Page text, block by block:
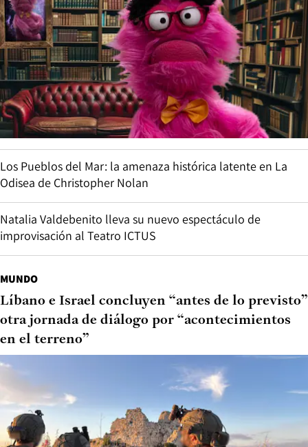
Los Pueblos del Mar: la amenaza histórica latente en La
Odisea de Christopher Nolan
Natalia Valdebenito lleva su nuevo espectáculo de
improvisación al Teatro ICTUS
MUNDO
Líbano e Israel concluyen “antes de lo previsto”
otra jornada de diálogo por “acontecimientos
en el terreno”